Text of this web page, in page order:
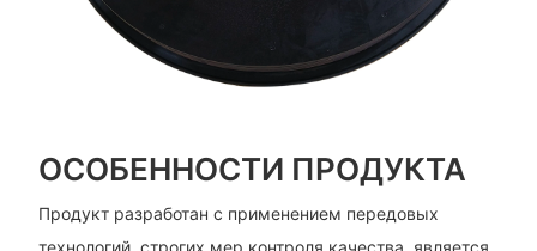
ОСОБЕННОСТИ ПРОДУКТА
Продукт разработан с применением передовых